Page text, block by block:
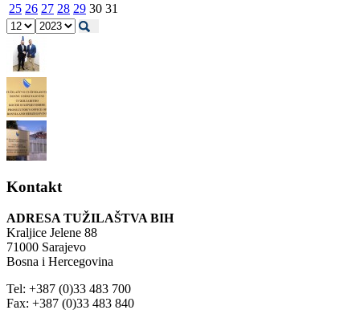
25 26 27 28 29 30 31
Kontakt
ADRESA TUŽILAŠTVA BIH
Kraljice Jelene 88
71000 Sarajevo
Bosna i Hercegovina
Tel: +387 (0)33 483 700
Fax: +387 (0)33 483 840